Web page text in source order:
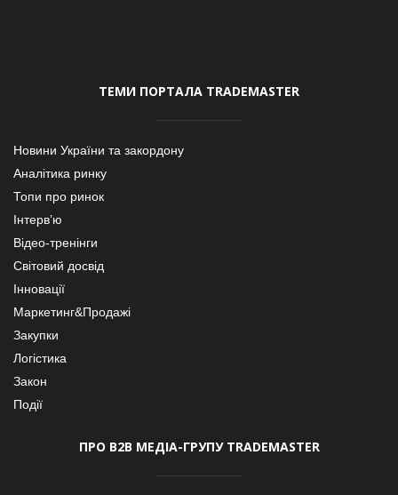
ТЕМИ ПОРТАЛА TRADEMASTER
Новини України та закордону
Аналітика ринку
Топи про ринок
Інтерв’ю
Відео-тренінги
Світовий досвід
Інновації
Маркетинг&Продажі
Закупки
Логістика
Закон
Події
ПРО В2В МЕДІА-ГРУПУ TRADEMASTER